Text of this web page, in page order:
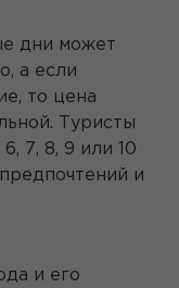
дни может
а если
то цена
Туристы
7, 8, 9 или 10
и
и его